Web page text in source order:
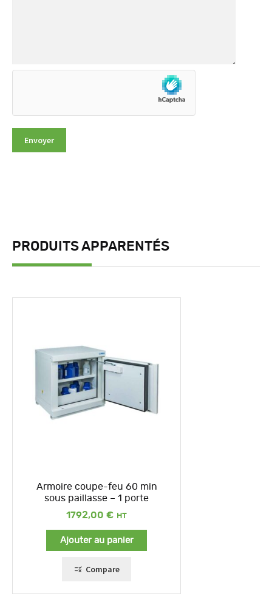
PRODUITS APPARENTÉS
Armoire coupe-feu 60 min
sous paillasse – 1 porte
1792,00 €
Ajouter au panier
Compare